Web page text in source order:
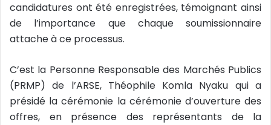
e
l
candidatures ont été enregistrées, témoignant ainsi
de l’importance que chaque soumissionnaire
attache à ce processus.
C’est la Personne Responsable des Marchés Publics
(PRMP) de l’ARSE, Théophile Komla Nyaku qui a
présidé la cérémonie la cérémonie d’ouverture des
offres, en présence des représentants de la